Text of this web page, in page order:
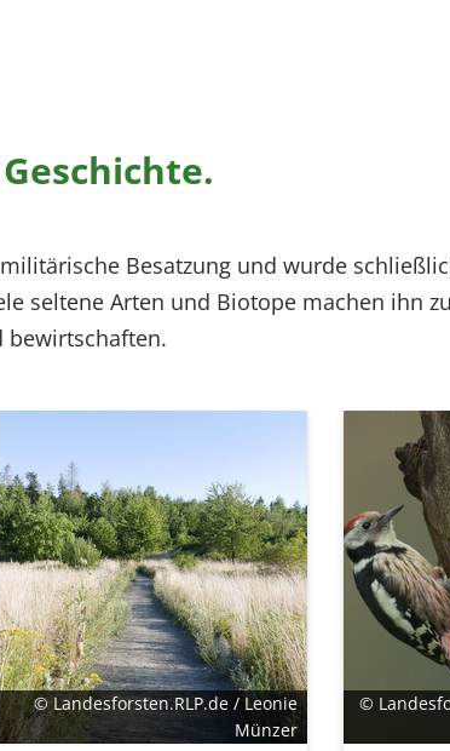
Besatzung und wurde
seltene Arten und Biotope machen ihn
bewirtschaften.
© Landesforsten.RLP.de / Leonie
Münzer
©